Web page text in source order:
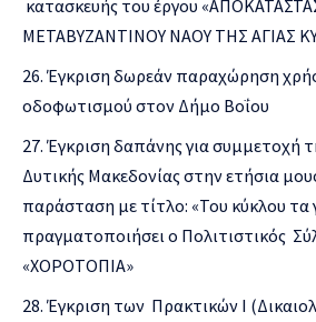
κατασκευής του έργου
ΜΕΤΑΒΥΖΑΝΤΙΝΟΥ ΝΑΟΥ ΤΗΣ ΑΓΙΑΣ
Έγκριση δωρεάν παραχώρηση
οδοφωτισμού στον Δήμο Βοΐου
Έγκριση δαπάνης για συμμετοχή
Δυτικής Μακεδονίας στην ετήσια
παράσταση με τίτλο: «Του κύκλου τα
πραγματοποιήσει ο Πολιτιστικός
«ΧΟΡΟΤΟΠΙΑ»
Έγκριση των Πρακτικών Ι